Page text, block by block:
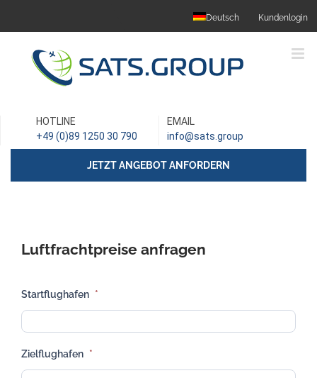
content
Deutsch Kundenlogin
HOTLINE
+49 (0)89 1250 30 790
EMAIL
info@sats.group
JETZT ANGEBOT ANFORDERN
Luftfrachtpreise anfragen
Startflughafen *
Zielflughafen *